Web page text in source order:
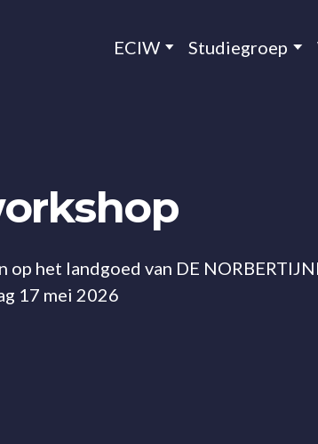
ECIW Studiegroep
het landgoed van DE
17 mei 2026